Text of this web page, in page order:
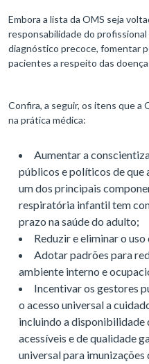
Embora a lista da OMS seja
responsabilidade do
diagnóstico precoce, fomentar
pacientes a respeito das
Confira, a seguir, os itens que a
na prática médica:
Aumentar a
públicos e políticos de que
um dos principais
respiratória infantil tem
prazo na saúde do adulto;
Reduzir e eliminar o
Adotar padrões para
ambiente interno e
Incentivar os gestores
o acesso universal a
incluindo a disponibilidade
acessíveis e de qualidade
universal para